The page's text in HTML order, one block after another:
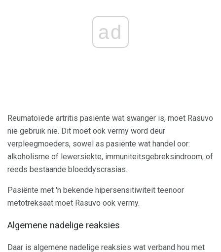
ad
Reumatoïede artritis pasiënte wat swanger is, moet Rasuvo
nie gebruik nie. Dit moet ook vermy word deur
verpleegmoeders, sowel as pasiënte wat handel oor:
alkoholisme of lewersiekte, immuniteitsgebreksindroom, of
reeds bestaande bloeddyscrasias.
Pasiënte met 'n bekende hipersensitiwiteit teenoor
metotreksaat moet Rasuvo ook vermy.
Algemene nadelige reaksies
Daar is algemene nadelige reaksies wat verband hou met